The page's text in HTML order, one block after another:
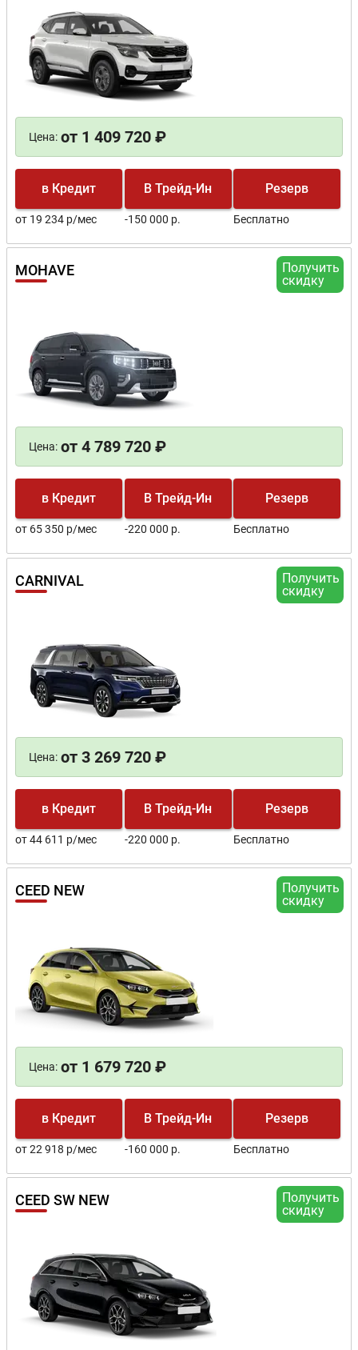
Цена: от 1 409 720 ₽
в Кредит
от 19 234 р/мес
В Трейд-Ин
-150 000 р.
Резерв
Бесплатно
Получить
скидку
MOHAVE
Цена: от 4 789 720 ₽
в Кредит
от 65 350 р/мес
В Трейд-Ин
-220 000 р.
Резерв
Бесплатно
Получить
скидку
CARNIVAL
Цена: от 3 269 720 ₽
в Кредит
от 44 611 р/мес
В Трейд-Ин
-220 000 р.
Резерв
Бесплатно
Получить
скидку
CEED NEW
Цена: от 1 679 720 ₽
в Кредит
от 22 918 р/мес
В Трейд-Ин
-160 000 р.
Резерв
Бесплатно
Получить
скидку
CEED SW NEW